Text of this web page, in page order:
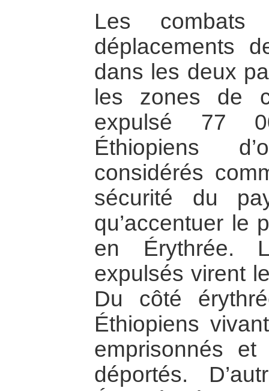
Les
déplacements
dans les deux
les zones de
expulsé 77
Éthiopiens
considérés
sécurité du
qu’accentuer le
en Érythrée.
expulsés virent
Du côté
Éthiopiens
emprisonnés
déportés.